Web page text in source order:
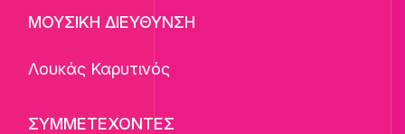
ΜΟΥΣΙΚΗ ΔΙΕΥΘΥΝΣΗ
Λουκάς Καρυτινός
ΣΥΜΜΕΤΕΧΟΝΤΕΣ